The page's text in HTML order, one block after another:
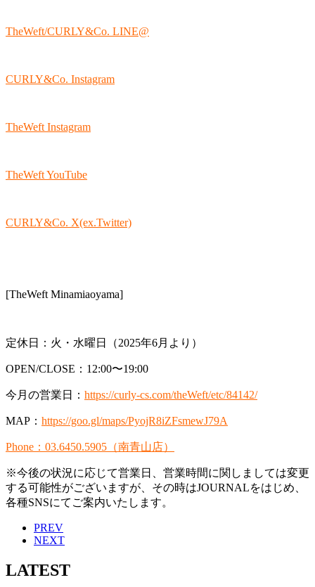
TheWeft/CURLY&Co. LINE@
CURLY&Co. Instagram
TheWeft Instagram
TheWeft YouTube
CURLY&Co. X(ex.Twitter)
[TheWeft Minamiaoyama]
定休日：火・水曜日（2025年6月より）
OPEN/CLOSE：12:00〜19:00
今月の営業日： https://curly-cs.com/theWeft/etc/84142/
MAP： https://goo.gl/maps/PyojR8iZFsmewJ79A
Phone：03.6450.5905（南青山店）
※今後の状況に応じて営業日、営業時間に関しましては変更
する可能性がございますが、その時はJOURNALをはじめ、
各種SNSにてご案内いたします。
PREV
NEXT
LATEST